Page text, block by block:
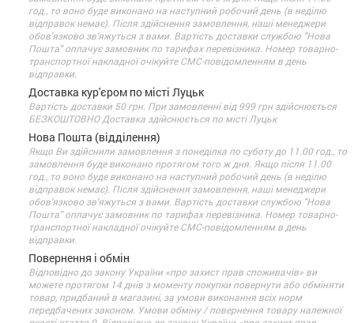
год., то воно буде виконано на наступний робочий день (в неділю
відправок немає). Після здійснення замовлення, наші менеджери
обов'язково зв'яжуться з вами. Вартість доставки службою "Нова
Пошта" оплачує замовник по тарифах перевізника. Номер товарно-
транспортної накладної очікуйте СМС-повідомленням в день
відправки.
Доставка кур'єром по місті Луцьк
Вартість доставки 50 грн. При замовленні від 999 грн здійснюється
БЕЗКОШТОВНО Доставка здійснюється по місті Луцьк
Нова Пошта (відділення)
Якщо Ви здійснили замовлення з понеділка по суботу до 11.00 год., то
замовлення буде виконано протягом того ж дня. Якщо після 11.00
год., то воно буде виконано на наступний робочий день (в неділю
відправок немає). Після здійснення замовлення, наші менеджери
обов'язково зв'яжуться з вами. Вартість доставки службою "Нова
Пошта" оплачує замовник по тарифах перевізника. Номер товарно-
транспортної накладної очікуйте СМС-повідомленням в день
відправки.
Повернення і обмін
Відповідно до закону України «про захист прав споживачів» ви
можете протягом 14 днів з моменту покупки повернути або обміняти
товар, придбаний в магазині, за умови виконання всіх норм
передбачених законом. Умови обміну / повернення товару належної